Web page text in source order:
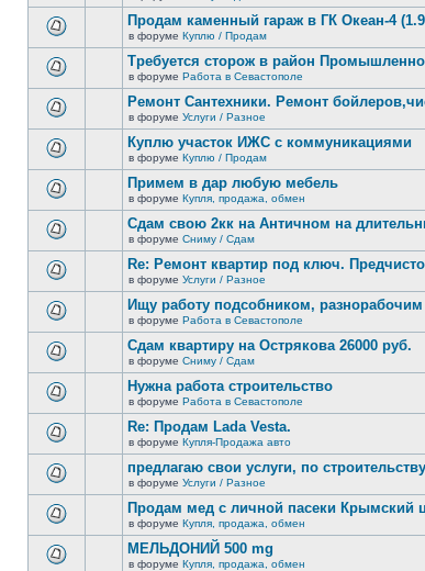
новых
непрочитанных
сообщений.
новых
непрочитанных
сообщений.
новых
непрочитанных
сообщений.
Продам каменный гараж в ГК Океан-4
в форуме Куплю / Продам
новых
непрочитанных
сообщений.
Требуется сторож в район
в форуме Работа в Севастополе
новых
непрочитанных
сообщений.
Ремонт Сантехники. Ремонт
в форуме Услуги / Разное
новых
непрочитанных
сообщений.
Куплю участок ИЖС с коммуникациями
в форуме Куплю / Продам
новых
непрочитанных
сообщений.
Примем в дар любую мебель
в форуме Купля, продажа, обмен
новых
непрочитанных
сообщений.
Сдам свою 2кк на Античном на
в форуме Сниму / Сдам
новых
непрочитанных
сообщений.
Re: Ремонт квартир под ключ.
в форуме Услуги / Разное
новых
непрочитанных
сообщений.
Ищу работу подсобником, разнорабочим
в форуме Работа в Севастополе
новых
непрочитанных
сообщений.
Сдам квартиру на Острякова 26000 руб.
в форуме Сниму / Сдам
новых
непрочитанных
сообщений.
Нужна работа строительство
в форуме Работа в Севастополе
новых
непрочитанных
сообщений.
Re: Продам Lada Vesta.
в форуме Купля-Продажа авто
новых
непрочитанных
сообщений.
предлагаю свои услуги, по
в форуме Услуги / Разное
Продам мед с личной пасеки Крымский
в форуме Купля, продажа, обмен
МЕЛЬДОНИЙ 500 mg
в форуме Купля, продажа, обмен